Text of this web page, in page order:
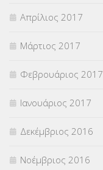
Απρίλιος 2017
Μάρτιος 2017
Φεβρουάριος 2017
Ιανουάριος 2017
Δεκέμβριος 2016
Νοέμβριος 2016